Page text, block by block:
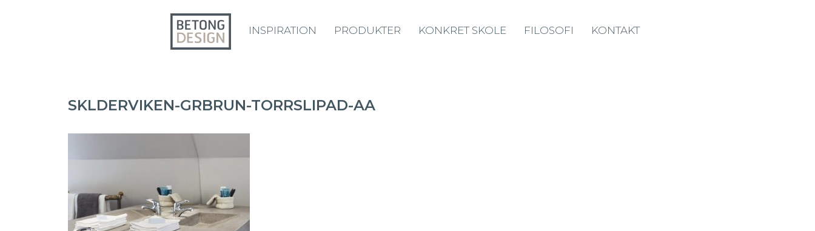
INSPIRATION PRODUKTER KONKRET SKOLE FILOSOFI KONTAKT
SKLDERVIKEN-GRBRUN-TORRSLIPAD-AA